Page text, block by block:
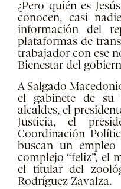
¿Pero quién es
conocen, casi
información del
plataformas de
trabajador con ese
Bienestar del
A Salgado
el gabinete de su
alcaldes, el
Justicia, el
Coordinación
buscan un
complejo “feliz”, el
el titular del
Rodríguez Zavalza.